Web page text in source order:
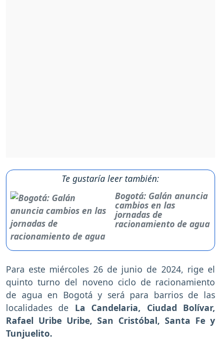
Te gustaría leer también:
Bogotá: Galán anuncia
cambios en las
jornadas de
racionamiento de agua
Para este miércoles 26 de junio de 2024, rige el
quinto turno del noveno ciclo de racionamiento
de agua en Bogotá y será para barrios de las
localidades de La Candelaria, Ciudad Bolívar,
Rafael Uribe Uribe, San Cristóbal, Santa Fe y
Tunjuelito.